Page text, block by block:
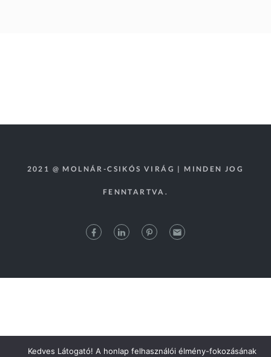
2021 @ MOLNÁR-CSIKÓS VIRÁG | MINDEN JOG
FENNTARTVA.
Kedves Látogató! A honlap felhasználói élmény-fokozásának